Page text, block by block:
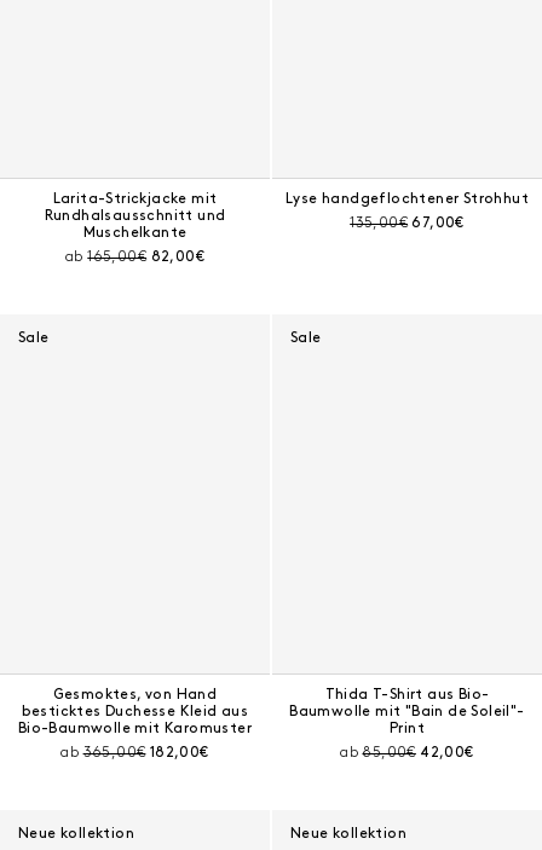
Larita-Strickjacke mit
Rundhalsausschnitt und
Muschelkante
abPreis vor Rabatt:
165,00€ Aktueller Preis:
82,00€
Lyse handgeflochtener Strohhut
Preis vor Rabatt:
135,00€ Aktueller Preis:
67,00€
Sale
Gesmoktes, von Hand
besticktes Duchesse Kleid aus
Bio-Baumwolle mit Karomuster
abPreis vor Rabatt:
365,00€ Aktueller Preis:
182,00€
Sale
Thida T-Shirt aus Bio-
Baumwolle mit "Bain de Soleil"-
Print
abPreis vor Rabatt:
85,00€ Aktueller Preis:
42,00€
Neue kollektion Neue kollektion